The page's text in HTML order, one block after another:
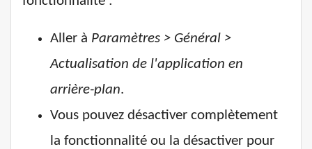
Aller à Paramètres > Général >
Actualisation de l'application en
arrière-plan.
Vous pouvez désactiver complètement
la fonctionnalité ou la désactiver pour